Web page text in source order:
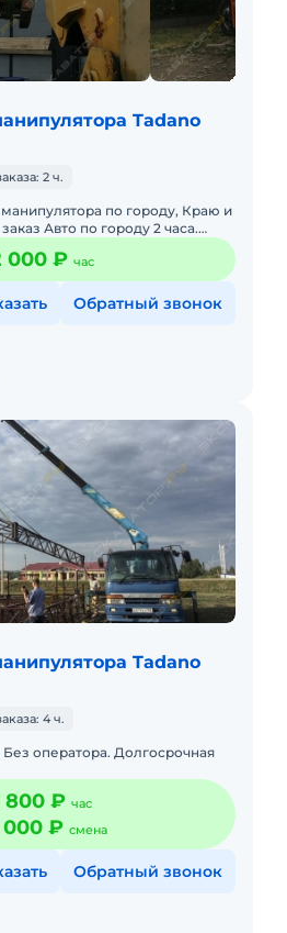
Tadano
2 ч.
манипулятора по городу, Краю и
Авто по городу 2 часа.
5т. Борт 5.20-2.10. Стрела 3т.
000 ₽ час
Обратный звонок
Tadano
4 ч.
Без оператора. Долгосрочная
800 ₽ час
000 ₽ смена
Обратный звонок